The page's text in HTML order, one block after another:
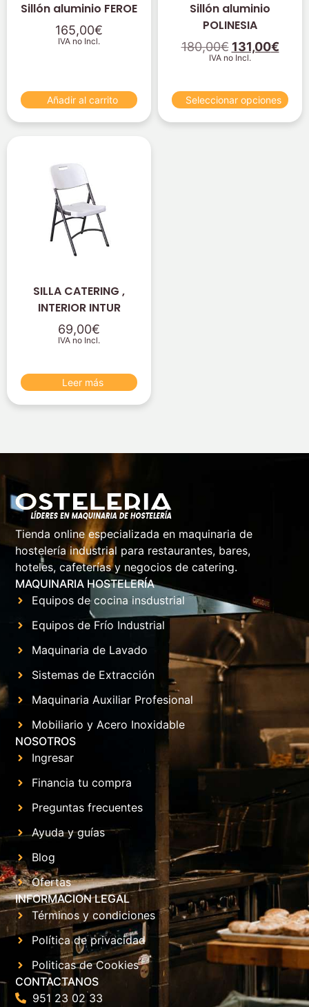
Sillón aluminio FEROE
165,00€
IVA no Incl.
Añadir al carrito
Sillón aluminio
POLINESIA
180,00€ 131,00€
IVA no Incl.
Seleccionar opciones
SILLA CATERING ,
INTERIOR INTUR
69,00€
IVA no Incl.
Leer más
Tienda online especializada en maquinaria de
hostelería industrial para restaurantes, bares,
hoteles, cafeterías y negocios de catering.
MAQUINARIA HOSTELERÍA
Equipos de cocina insdustrial
Equipos de Frío Industrial
Maquinaria de Lavado
Sistemas de Extracción
Maquinaria Auxiliar Profesional
Mobiliario y Acero Inoxidable
NOSOTROS
Ingresar
Financia tu compra
Preguntas frecuentes
Ayuda y guías
Blog
Ofertas
INFORMACION LEGAL
Términos y condiciones
Política de privacidad
Politicas de Cookies
CONTACTANOS
951 23 02 33